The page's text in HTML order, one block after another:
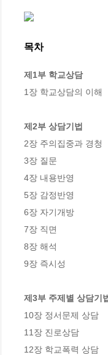
목차
제1부 학교상담
1장 학교상담의 이해
제2부 상담기법
2장 주의집중과 경청
3장 질문
4장 내용반영
5장 감정반영
6장 자기개방
7장 직면
8장 해석
9장 즉시성
제3부 주제별 상담기
10장 정서문제 상담
11장 진로상담
12장 학교폭력 상담